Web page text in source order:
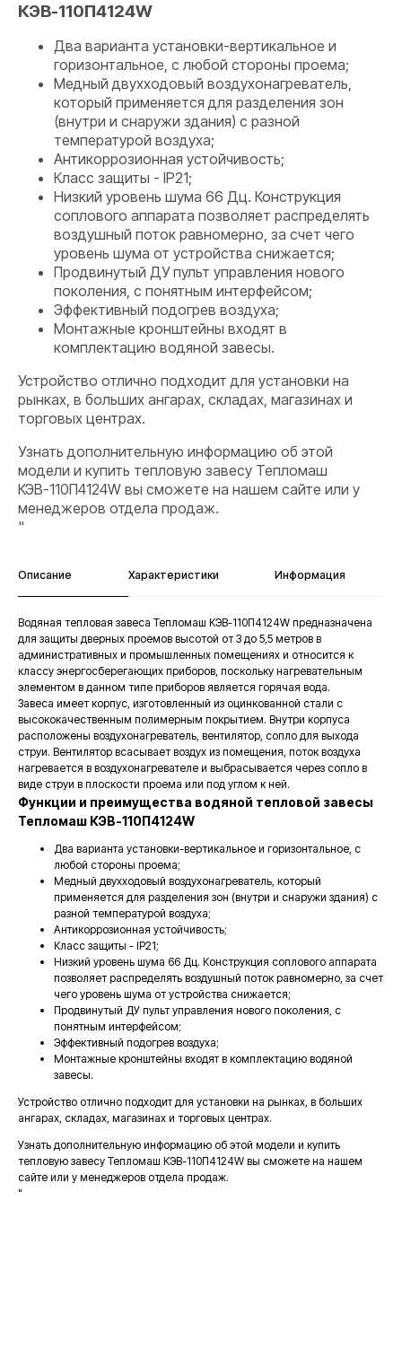
КЭВ-110П4124W
Два варианта установки-вертикальное и
горизонтальное, с любой стороны проема;
Медный двухходовый воздухонагреватель,
который применяется для разделения зон
(внутри и снаружи здания) с разной
температурой воздуха;
Антикоррозионная устойчивость;
Класс защиты - IP21;
Низкий уровень шума 66 Дц. Конструкция
соплового аппарата позволяет распределять
воздушный поток равномерно, за счет чего
уровень шума от устройства снижается;
Продвинутый ДУ пульт управления нового
поколения, с понятным интерфейсом;
Эффективный подогрев воздуха;
Монтажные кронштейны входят в
комплектацию водяной завесы.
Устройство отлично подходит для установки на
рынках, в больших ангарах, складах, магазинах и
торговых центрах.
Узнать дополнительную информацию об этой
модели и купить тепловую завесу Тепломаш
КЭВ-110П4124W вы сможете на нашем сайте или у
менеджеров отдела продаж.
"
Описание Характеристики Информация
Водяная тепловая завеса Тепломаш КЭВ-110П4124W предназначена
для защиты дверных проемов высотой от 3 до 5,5 метров в
административных и промышленных помещениях и относится к
классу энергосберегающих приборов, поскольку нагревательным
элементом в данном типе приборов является горячая вода.
Завеса имеет корпус, изготовленный из оцинкованной стали с
высококачественным полимерным покрытием. Внутри корпуса
расположены воздухонагреватель, вентилятор, сопло для выхода
струи. Вентилятор всасывает воздух из помещения, поток воздуха
нагревается в воздухонагревателе и выбрасывается через сопло в
виде струи в плоскости проема или под углом к ней.
Функции и преимущества водяной тепловой завесы
Тепломаш КЭВ-110П4124W
Два варианта установки-вертикальное и горизонтальное, с
любой стороны проема;
Медный двухходовый воздухонагреватель, который
применяется для разделения зон (внутри и снаружи здания) с
разной температурой воздуха;
Антикоррозионная устойчивость;
Класс защиты - IP21;
Низкий уровень шума 66 Дц. Конструкция соплового аппарата
позволяет распределять воздушный поток равномерно, за счет
чего уровень шума от устройства снижается;
Продвинутый ДУ пульт управления нового поколения, с
понятным интерфейсом;
Эффективный подогрев воздуха;
Монтажные кронштейны входят в комплектацию водяной
завесы.
Устройство отлично подходит для установки на рынках, в больших
ангарах, складах, магазинах и торговых центрах.
Узнать дополнительную информацию об этой модели и купить
тепловую завесу Тепломаш КЭВ-110П4124W вы сможете на нашем
сайте или у менеджеров отдела продаж.
"